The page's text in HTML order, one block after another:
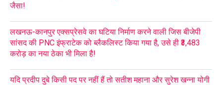
जैसा!
लखनऊ-कानपुर एक्सप्रेसवे का घटिया निर्माण करने वाली जिस बीजेपी
सांसद की PNC इंफ्राटेक को ब्लैकलिस्ट किया गया है, उसे ही ₹3,483
करोड़ का नया ठेका भी मिला है!
यदि प्रदीप दुबे किसी पद पर नहीं हैं तो सतीश महाना और सुरेश खन्ना योगी